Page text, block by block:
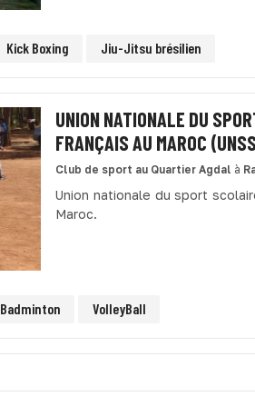
Kick Boxing Jiu-Jitsu brésilien
UNION NATIONALE DU
FRANÇAIS AU MAROC
Club de sport au Quartier Agdal à
Union nationale du sport
Maroc.
Badminton VolleyBall